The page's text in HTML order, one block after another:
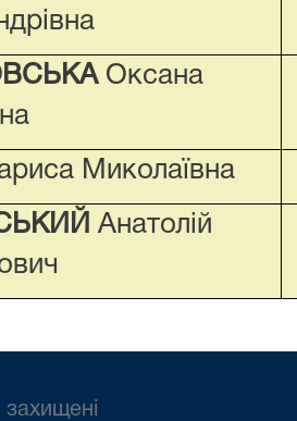
Оксана
Миколаївна
Анатолій